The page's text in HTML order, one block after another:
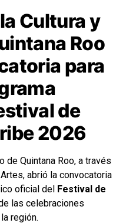
Cultura y
Roo
para
de
2026
de Quintana Roo, a través
abrió la convocatoria
oficial del Festival de
las celebraciones
región.